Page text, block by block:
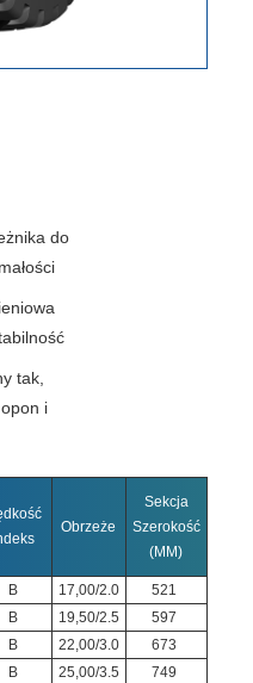
do
tak,
i
Obrzeże
Sekcja
Szerokość
(MM)
B 17,00/2.0 521
B 19,50/2.5 597
B 22,00/3.0 673
B 25,00/3.5 749